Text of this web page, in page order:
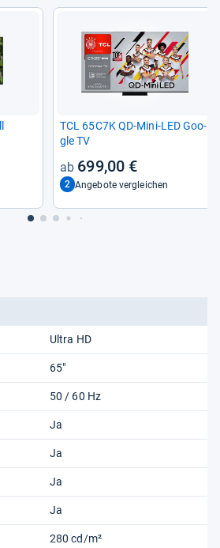
TCL 65C7K QD-​Mini-​LED Goo­
gle TV
699,00 €
2 Angebote vergleichen
Ultra HD
65"
50 / 60 Hz
Ja
Ja
Ja
Ja
280 cd/m²